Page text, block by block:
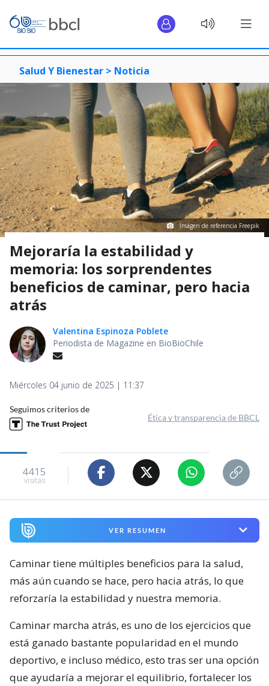
Salud Y Bienestar > Noticia
Imagen de referencia Freepik
Mejoraría la estabilidad y
memoria: los sorprendentes
beneficios de caminar, pero hacia
atrás
Valentina Espinoza Poblete
Periodista de Magazine en BioBioChile
Miércoles 04 junio de 2025 | 11:37
Seguimos criterios de
Ética y transparencia de BBCL
4415
visitas
VER RESUMEN
Caminar tiene múltiples beneficios para la salud,
más aún cuando se hace, pero hacia atrás, lo que
reforzaría la estabilidad y nuestra memoria.
Caminar marcha atrás, es uno de los ejercicios que
está ganado bastante popularidad en el mundo
deportivo, e incluso médico, esto tras ser una opción
que ayudaría a mejorar el equilibrio, fortalecer los